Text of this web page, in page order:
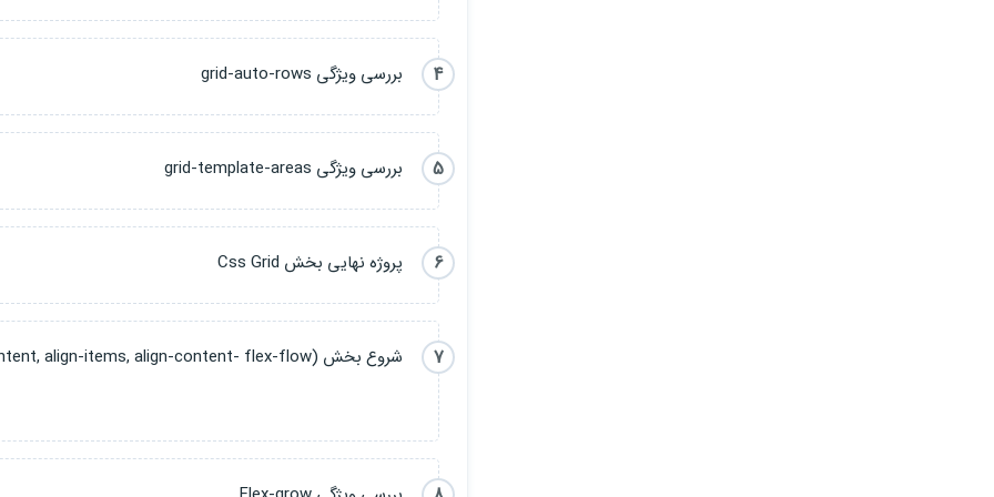
4 بررسی ویژگی grid-auto-rows
5 بررسی ویژگی grid-template-areas
6 پروژه نهایی بخش Css Grid
7 شروع بخش FlexBox (flex-wrap,flex-direction, justify-content, align-items, align-content- flex-flow)